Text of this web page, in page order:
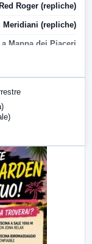
Roger (repliche)
Meridiani (repliche)
Mappa dei Piaceri
LabNews (replica)